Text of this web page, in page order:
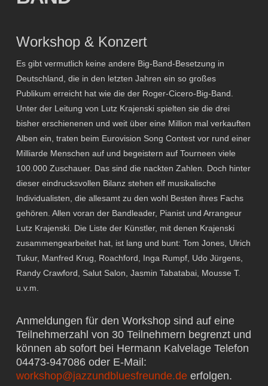
Workshop & Konzert
Es gibt vermutlich keine andere Big-Band-Besetzung in
Deutschland, die in den letzten Jahren ein so großes
Publikum erreicht hat wie die der Roger-Cicero-Big-Band.
Unter der Leitung von Lutz Krajenski spielten sie die drei
bisher erschienenen und weit über eine Million mal verkauften
Alben ein, traten beim Eurovision Song Contest vor rund einer
Milliarde Menschen auf und begeistern auf Tourneen viele
100.000 Zuschauer. Das sind die nackten Zahlen. Doch hinter
dieser eindrucksvollen Bilanz stehen elf musikalische
Individualisten, die allesamt zu den wohl Besten ihres Fachs
gehören. Allen voran der Bandleader, Pianist und Arrangeur
Lutz Krajenski. Die Liste der Künstler, mit denen Krajenski
zusammengearbeitet hat, ist lang und bunt: Tom Jones, Ulrich
Tukur, Manfred Krug, Roachford, Inga Rumpf, Udo Jürgens,
Randy Crawford, Salut Salon, Jasmin Tabatabai, Mousse T.
u.v.m.
Anmeldungen für den Workshop sind auf eine
Teilnehmerzahl von 30 Teilnehmern begrenzt und
können ab sofort bei Hermann Kalvelage Telefon
04473-947086 oder E-Mail:
workshop@jazzundbluesfreunde.deerfolgen.